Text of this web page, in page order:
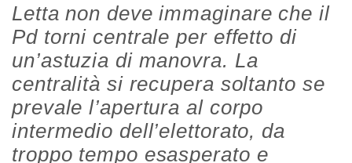
Letta non deve immaginare che il
Pd torni centrale per effetto di
un’astuzia di manovra. La
centralità si recupera soltanto se
prevale l’apertura al corpo
intermedio dell’elettorato, da
troppo tempo esasperato e